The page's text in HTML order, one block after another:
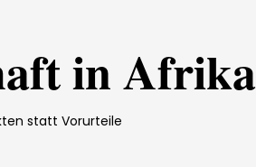
in Afrika
statt Vorurteile